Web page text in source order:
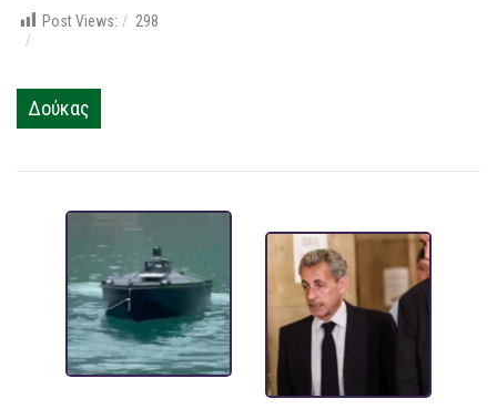
Post Views: 298
Δούκας